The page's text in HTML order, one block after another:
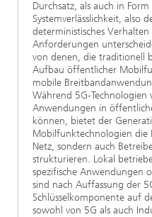
Durchsatz, als auch in
Systemverlässlichkeit, also
deterministisches Verhalten
Anforderungen
von denen, die traditionell
Aufbau öffentlicher
mobile
Während 5G-
Anwendungen in
können, bietet der
Mobilfunktechnologien die
Netz, sondern auch
strukturieren. Lokal
spezifische Anwendungen
sind nach Auffassung der
Schlüsselkomponente auf
sowohl von 5G als auch